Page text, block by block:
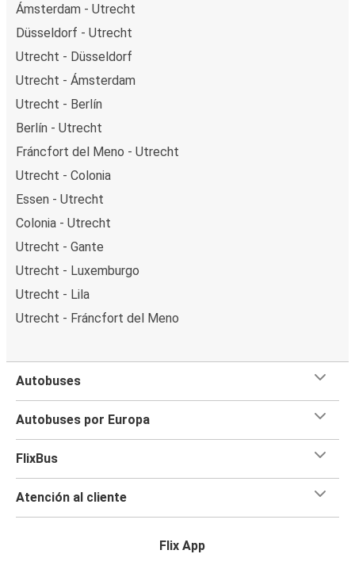
Ámsterdam - Utrecht
Düsseldorf - Utrecht
Utrecht - Düsseldorf
Utrecht - Ámsterdam
Utrecht - Berlín
Berlín - Utrecht
Fráncfort del Meno - Utrecht
Utrecht - Colonia
Essen - Utrecht
Colonia - Utrecht
Utrecht - Gante
Utrecht - Luxemburgo
Utrecht - Lila
Utrecht - Fráncfort del Meno
Autobuses
Autobuses por Europa
FlixBus
Atención al cliente
Flix App